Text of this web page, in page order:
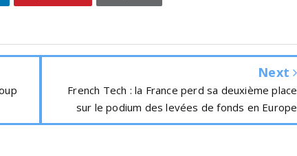
Next
French Tech : la France perd sa deuxième place
sur le podium des levées de fonds en Europe